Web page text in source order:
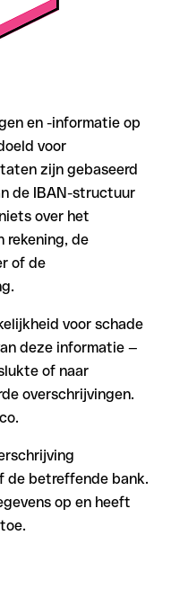
en -informatie op
voor
zijn gebaseerd
de IBAN-structuur
over het
rekening, de
of de
voor schade
deze informatie —
of naar
overschrijvingen.
de betreffende bank.
op en heeft